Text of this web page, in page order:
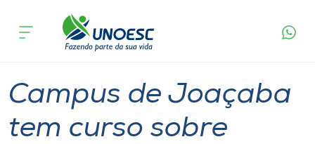
Cursos
Pesquisa
acontece
Campus de Joaçaba
tem curso sobre